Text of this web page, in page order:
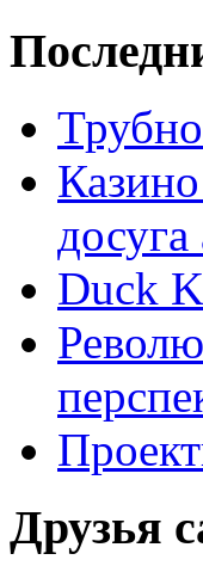
Duck
Друзья